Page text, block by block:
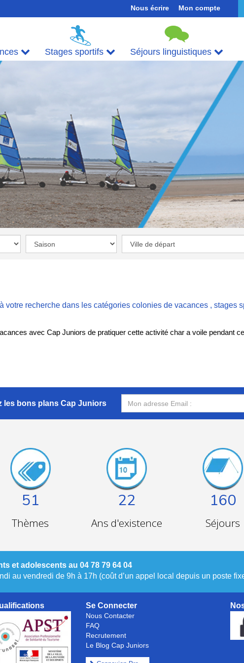
Nous écrire Mon compte
Stages sportifs Séjours linguistiques
votre recherche dans les catégories colonies de vacances , stages
avec Cap Juniors de pratiquer cette activité char a voile pendant
les bons plans Cap Juniors
51
Thèmes
22
Ans d'existence
160
Séjours
et adolescents au 04 78 79 64 04
au vendredi de 9h à 17h (coût d’un appel local depuis un poste
Se Connecter
Nous Contacter
FAQ
Recrutement
Le Blog Cap Juniors